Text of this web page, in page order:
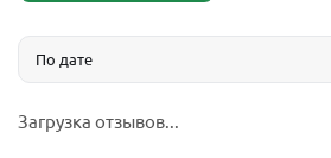
Загрузка отзывов...